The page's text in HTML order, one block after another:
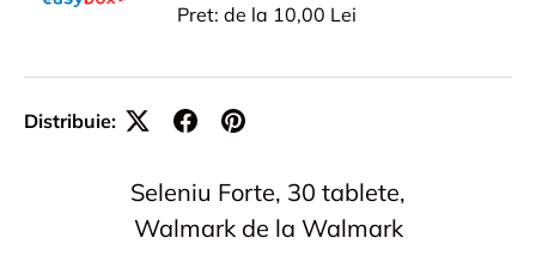
Pret: de la 10,00 Lei
Distribuie:
Seleniu Forte, 30 tablete,
Walmark de la Walmark